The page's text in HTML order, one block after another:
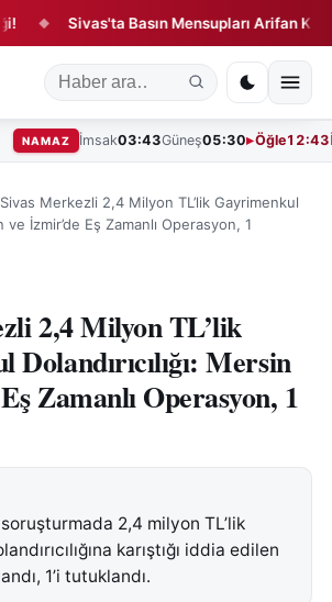
◆ Sivas'ta Basın Mensupları Arifan
NAMAZ İmsak03:43Güneş05:30 Öğle12:43
Sivas Merkezli 2,4 Milyon TL’lik Gayrimenkul
ve İzmir’de Eş Zamanlı Operasyon, 1
2,4 Milyon TL’lik
Mersin
Zamanlı Operasyon, 1
2,4 milyon TL’lik
karıştığı iddia edilen
1’i tutuklandı.